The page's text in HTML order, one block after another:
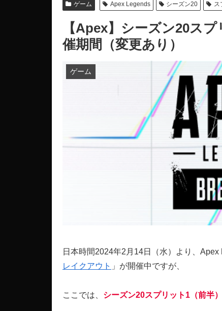
ゲーム Apex Legends シーズン20 ス
【Apex】シーズン20ス
催期間（変更あり）
ゲーム
日本時間2024年2月14日（水）より、Apex
レイクアウト 」が開催中ですが、
ここでは、 シーズン20スプリット1（前半